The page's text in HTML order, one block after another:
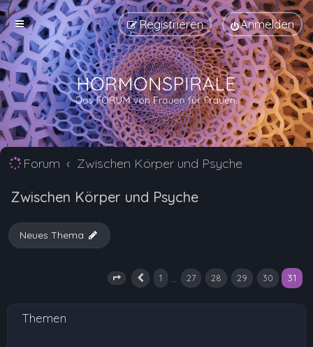
Anmelden
Registrieren
Forum Zwischen Körper und Psyche
Zwischen Körper und Psyche
Neues Thema
Seite 31 von31
Vorherige
1 27 28 29 30 31
Themen